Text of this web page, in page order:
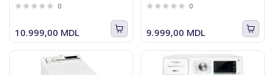
0
10.999,00 MDL
0
9.999,00 MDL